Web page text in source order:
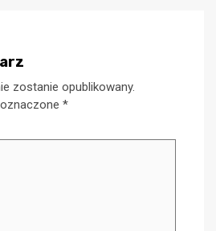
zostanie opublikowany.
*